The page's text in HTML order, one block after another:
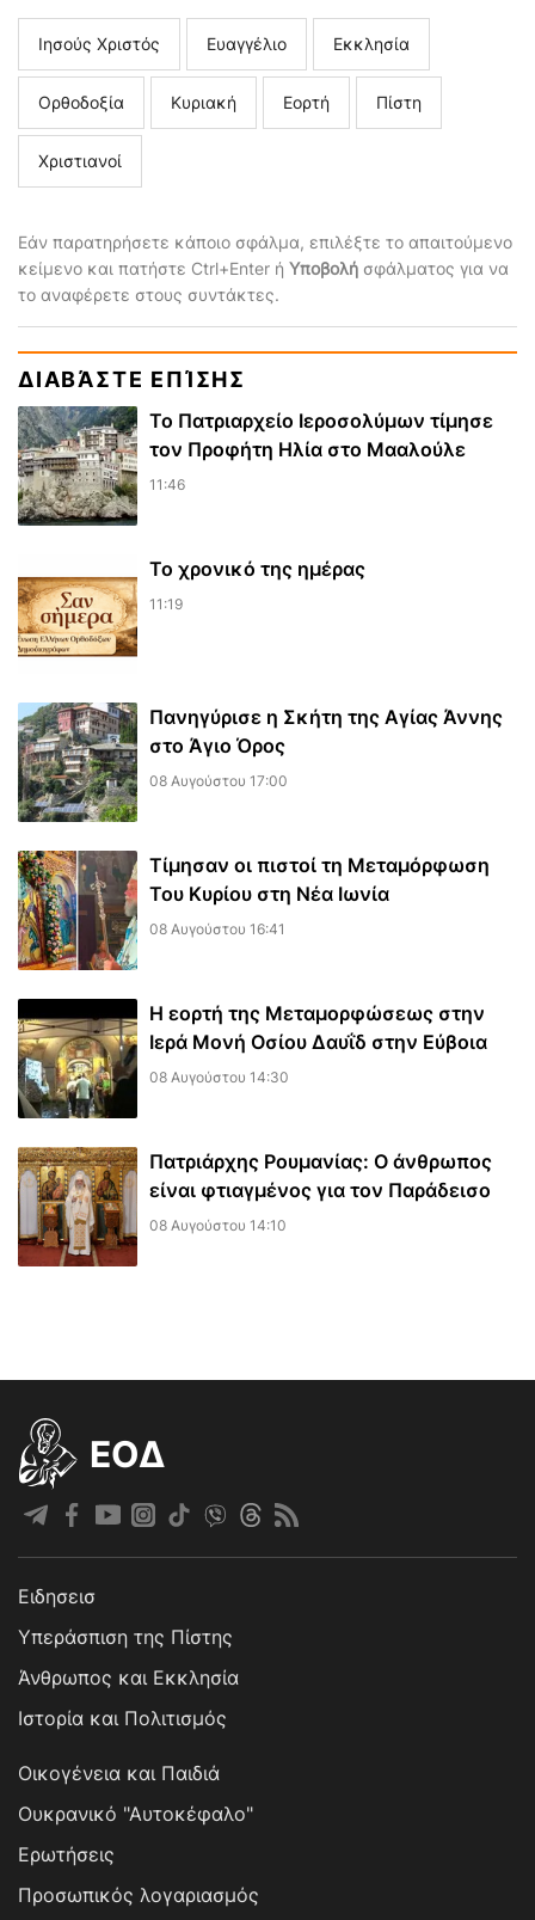
Ιησούς Χριστός Ευαγγέλιο Εκκλησία
Ορθοδοξία Κυριακή Εορτή Πίστη
Χριστιανοί
Εάν παρατηρήσετε κάποιο σφάλμα, επιλέξτε το απαιτούμενο
κείμενο και πατήστε Ctrl+Enter ή Υποβολή σφάλματος για να
το αναφέρετε στους συντάκτες.
ΔΙΑΒΆΣΤΕ ΕΠΊΣΗΣ
Το Πατριαρχείο Ιεροσολύμων τίμησε
τον Προφήτη Ηλία στο Μααλούλε
11:46
Το χρονικό της ημέρας
11:19
Πανηγύρισε η Σκήτη της Αγίας Άννης
στο Άγιο Όρος
08 Αυγούστου 17:00
Τίμησαν οι πιστοί τη Μεταμόρφωση
Του Κυρίου στη Νέα Ιωνία
08 Αυγούστου 16:41
Η εορτή της Μεταμορφώσεως στην
Ιερά Μονή Οσίου Δαυΐδ στην Εύβοια
08 Αυγούστου 14:30
Πατριάρχης Ρουμανίας: Ο άνθρωπος
είναι φτιαγμένος για τον Παράδεισο
08 Αυγούστου 14:10
EOΔ
Ειδησεισ
Υπεράσπιση της Πίστης
Άνθρωπος και Εκκλησία
Ιστορία και Πολιτισμός
Οικογένεια και Παιδιά
Ουκρανικό "Αυτοκέφαλο"
Ερωτήσεις
Προσωπικός λογαριασμός